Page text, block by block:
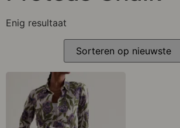
Enig resultaat